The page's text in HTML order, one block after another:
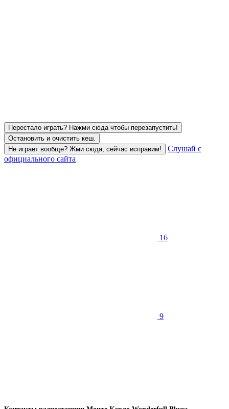
Перестало играть? Нажми сюда чтобы перезапустить!
Остановить и очистить кеш.
Не играет вообще? Жми сюда, сейчас исправим!
Слушай с
официального сайта
16
9